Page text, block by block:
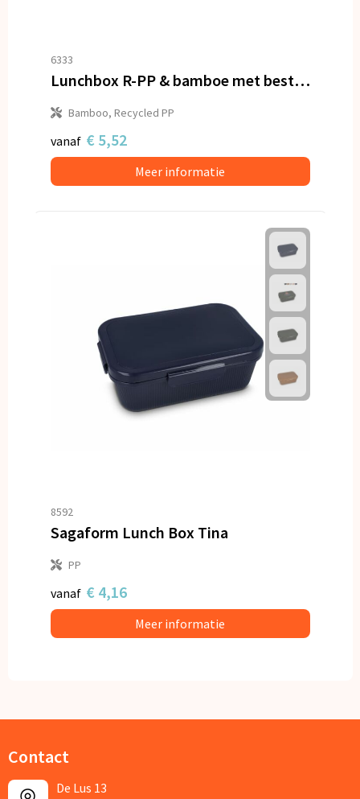
6333
Lunchbox R-PP & bamboe met bestek - 1L
Bamboo, Recycled PP
vanaf € 5,52
Meer informatie
8592
Sagaform Lunch Box Tina
PP
vanaf € 4,16
Meer informatie
Contact
De Lus 13